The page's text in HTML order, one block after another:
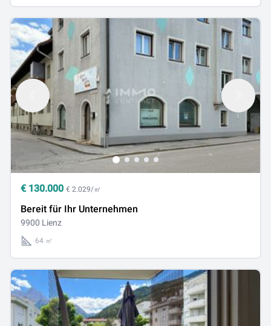
€ 130.000 € 2.029/㎡
Bereit für Ihr Unternehmen
9900 Lienz
64 ㎡